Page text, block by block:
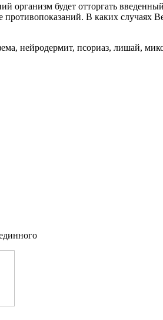
организм будет отторгать
противопоказаний. В каких случаях
нейродермит, псориаз, лишай,